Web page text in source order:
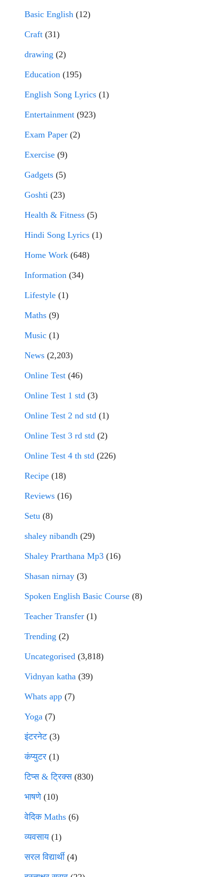
Basic English (12)
Craft (31)
drawing (2)
Education (195)
English Song Lyrics (1)
Entertainment (923)
Exam Paper (2)
Exercise (9)
Gadgets (5)
Goshti (23)
Health & Fitness (5)
Hindi Song Lyrics (1)
Home Work (648)
Information (34)
Lifestyle (1)
Maths (9)
Music (1)
News (2,203)
Online Test (46)
Online Test 1 std (3)
Online Test 2 nd std (1)
Online Test 3 rd std (2)
Online Test 4 th std (226)
Recipe (18)
Reviews (16)
Setu (8)
shaley nibandh (29)
Shaley Prarthana Mp3 (16)
Shasan nirnay (3)
Spoken English Basic Course (8)
Teacher Transfer (1)
Trending (2)
Uncategorised (3,818)
Vidnyan katha (39)
Whats app (7)
Yoga (7)
इंटरनेट(3)
कंप्युटर (1)
टिप्स & ट्रिक्स(830)
भाषणे(10)
वेदिक Maths (6)
व्यवसाय(1)
सरल विद्यार्थी(4)